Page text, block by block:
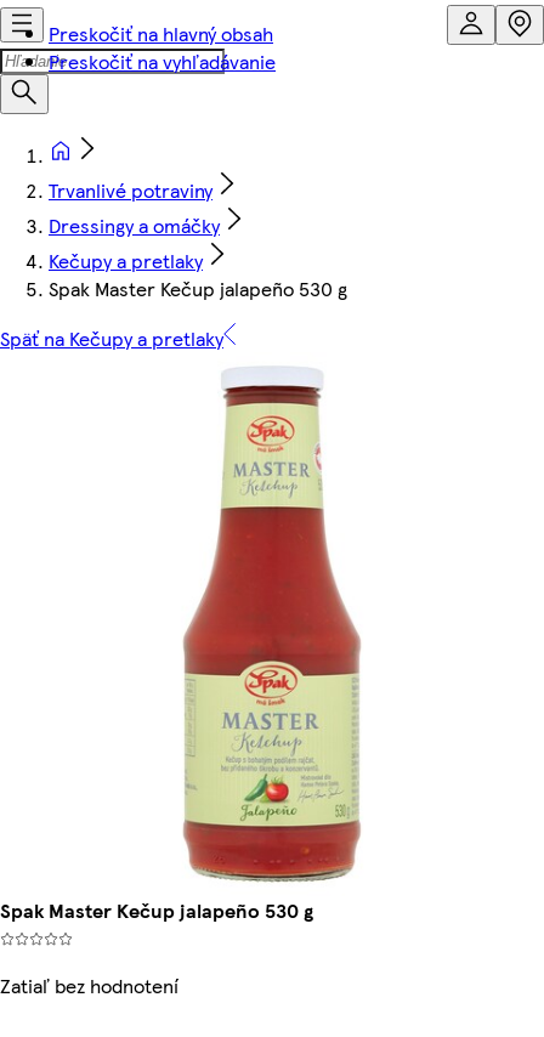
Preskočiť na hlavný obsah
Preskočiť na vyhľadávanie
Trvanlivé potraviny
Dressingy a omáčky
Kečupy a pretlaky
Spak Master Kečup jalapeño 530 g
Späť na Kečupy a pretlaky
Spak Master Kečup jalapeño 530 g
Zatiaľ bez hodnotení